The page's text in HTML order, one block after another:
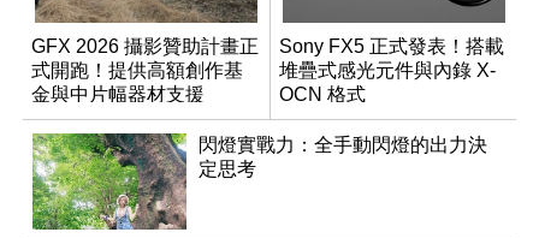
GFX 2026 攝影贊助計畫正
式開跑！提供高額創作基
金與中片幅器材支援
Sony FX5 正式發表！搭載
堆疊式感光元件與內錄 X-
OCN 格式
閃燈實戰力：全手動閃燈的出力決
定思考